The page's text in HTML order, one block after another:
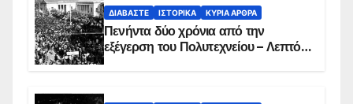
ΔΙΑΒΆΣΤΕ ΙΣΤΟΡΙΚΆ ΚΥΡΙΑ ΑΡΘΡΑ
Πενήντα δύο χρόνια από την
εξέγερση του Πολυτεχνείου – Λεπτό